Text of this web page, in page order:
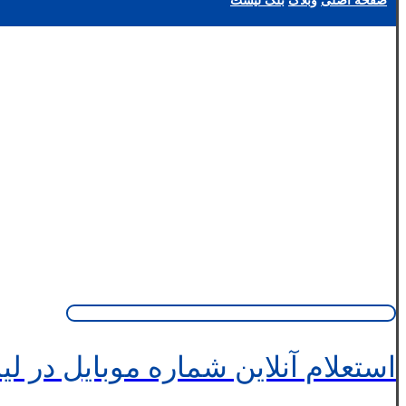
استعلام آنلاین شماره موبایل